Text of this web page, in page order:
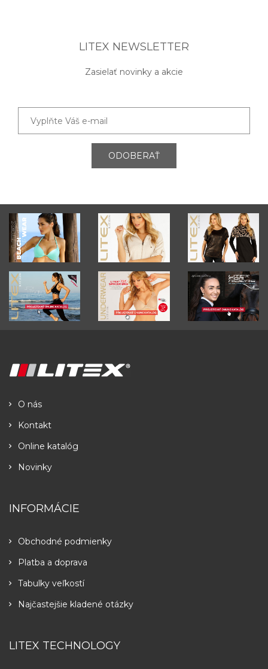
LITEX NEWSLETTER
Zasielať novinky a akcie
ODOBERAŤ
O nás
Kontakt
Online katalóg
Novinky
INFORMÁCIE
Obchodné podmienky
Platba a doprava
Tabulky veľkostí
Najčastejšie kladené otázky
LITEX TECHNOLOGY